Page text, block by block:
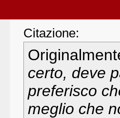
Citazione:
certo, deve
preferisco
meglio che